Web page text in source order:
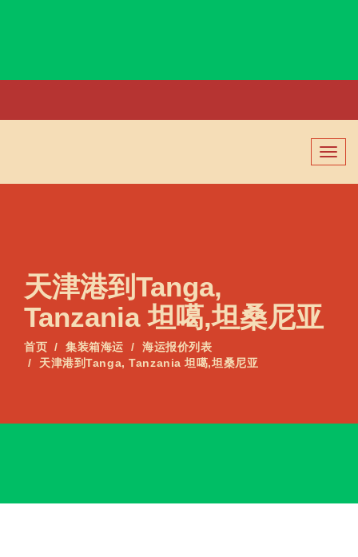
切
换
导
天津港到Tanga,
Tanzania 坦噶,坦桑尼亚
首页 集装箱海运
海运报价列表
天津港到Tanga, Tanzania 坦噶,坦桑尼亚